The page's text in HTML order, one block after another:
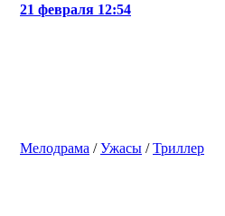
21 февраля 12:54
Мелодрама /Ужасы /Триллер